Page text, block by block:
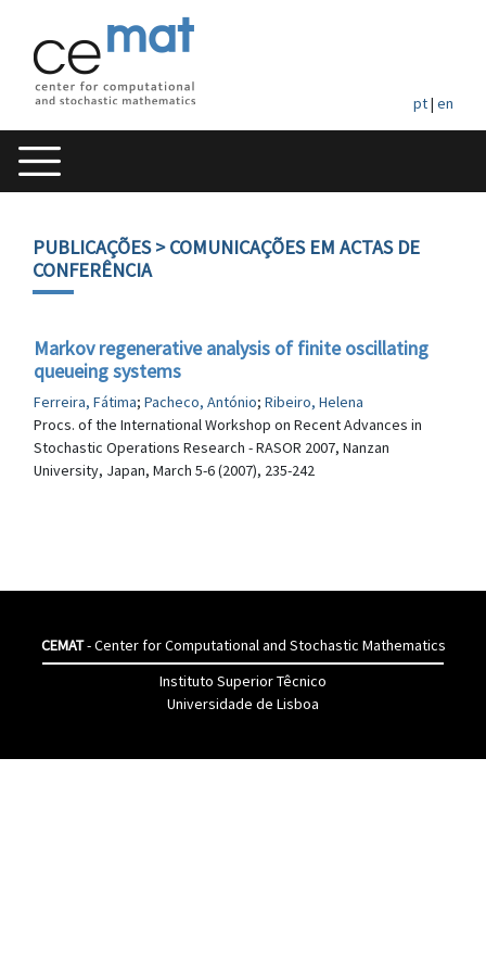
pt| en
PUBLICAÇÕES> COMUNICAÇÕES EM ACTAS DE
CONFERÊNCIA
Markov regenerative analysis of finite oscillating
queueing systems
Ferreira, Fátima; Pacheco, António; Ribeiro, Helena
Procs. of the International Workshop on Recent Advances in
Stochastic Operations Research - RASOR 2007, Nanzan
University, Japan, March 5-6 (2007), 235-242
CEMAT- Center for Computational and Stochastic Mathematics
Instituto Superior Têcnico
Universidade de Lisboa